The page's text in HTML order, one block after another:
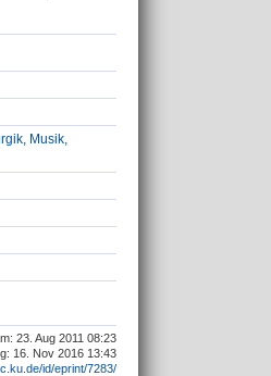
Musik,
23. Aug 2011 08:23
16. Nov 2016 13:43
id/eprint/7283/